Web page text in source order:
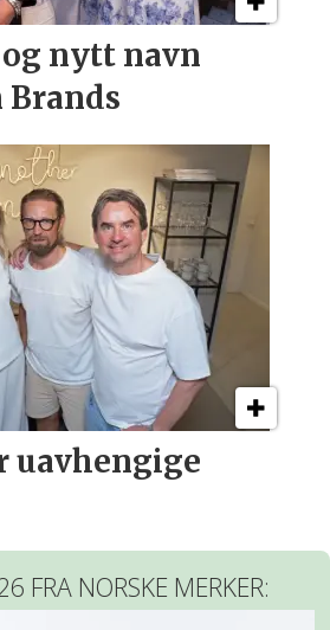
nytt navn
Brands
uavhengige
FRA NORSKE MERKER: